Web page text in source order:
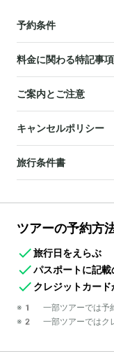
予約条件
料金に関わる特記事項
ご案内とご注意
キャンセルポリシー
旅行条件書
ツアーの予約方
旅行日をえらぶ
パスポートに記
クレジットカー
※1 一部ツアーでは予約
※2 一部ツアーではクレ